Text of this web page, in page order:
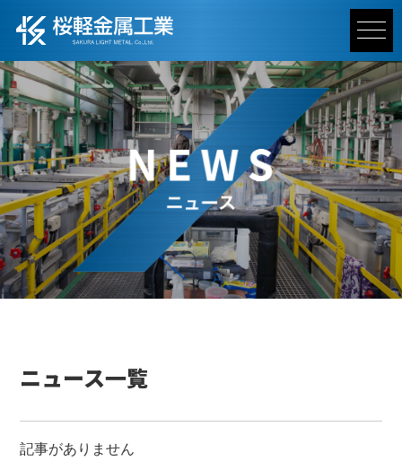
ニュース一覧
記事がありません